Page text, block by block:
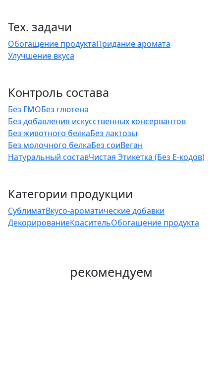
Тех. задачи
Обогащение продуктаПридание аромата
Улучшение вкуса
Контроль состава
Без ГМОБез глютена
Без добавления искусственных консервантов
Без животного белкаБез лактозы
Без молочного белкаБез соиВеган
Натуральный составЧистая Этикетка (Без Е-кодов)
Категории продукции
СублиматВкусо-ароматические добавки
ДекорированиеКрасительОбогащение продукта
рекомендуем